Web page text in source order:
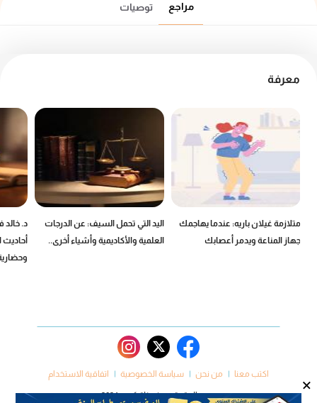
×
مراجع توصيات
معرفة
متلازمة غيلان باريه: عندما يهاجمك
جهاز المناعة ويدمر أعصابك
اليد التي تحمل السيف: عن الدرجات
العلمية والأكاديمية وأشياء أخرى..
د.
أحاديث
اكتب معنا من نحن سياسة الخصوصية اتفاقية الاستخدام
جميع الحقوق محفوظة كروم 2024